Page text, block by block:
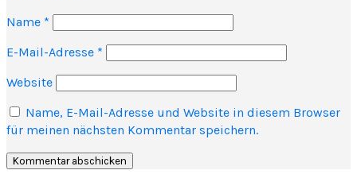
Name *
E-Mail-Adresse *
Website
Name, E-Mail-Adresse und Website in diesem Browser
für meinen nächsten Kommentar speichern.